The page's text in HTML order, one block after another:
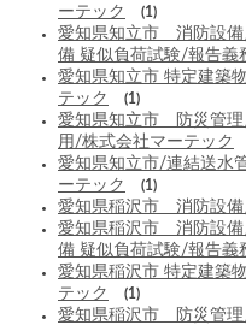
ーテック
(1)
愛知県知立市 消防設備
備 疑似負荷試験/報告義
愛知県知立市 特定建築
テック
(1)
愛知県知立市 防災管理
用/株式会社マーテック
愛知県知立市/連結送水
ーテック
(1)
愛知県稲沢市 消防設
愛知県稲沢市 消防設備
備 疑似負荷試験/報告義
愛知県稲沢市 特定建築
テック
(1)
愛知県稲沢市 防災管理